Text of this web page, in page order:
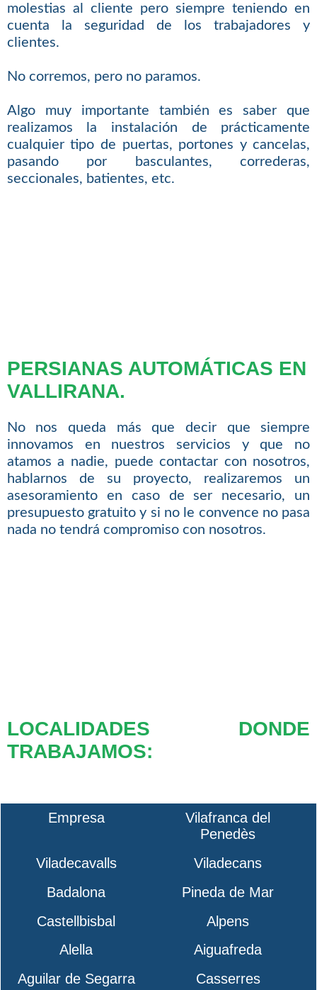
molestias al cliente pero siempre teniendo en
cuenta la seguridad de los trabajadores y
clientes.
No corremos, pero no paramos.
Algo muy importante también es saber que
realizamos la instalación de prácticamente
cualquier tipo de puertas, portones y cancelas,
pasando por basculantes, correderas,
seccionales, batientes, etc.
PERSIANAS AUTOMÁTICAS EN
VALLIRANA.
No nos queda más que decir que siempre
innovamos en nuestros servicios y que no
atamos a nadie, puede contactar con nosotros,
hablarnos de su proyecto, realizaremos un
asesoramiento en caso de ser necesario, un
presupuesto gratuito y si no le convence no pasa
nada no tendrá compromiso con nosotros.
LOCALIDADES DONDE
TRABAJAMOS:
Empresa
Vilafranca del
Penedès
Viladecavalls
Viladecans
Badalona
Pineda de Mar
Castellbisbal
Alpens
Alella
Aiguafreda
Aguilar de Segarra
Casserres